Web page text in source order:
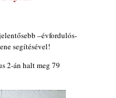
Enriquez
(2026)
–évfordulós-
segítésével!
2-án halt meg 79